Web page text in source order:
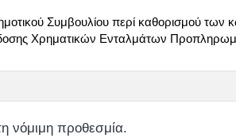
Συμβουλίου περί καθορισμού των
Χρηματικών Ενταλμάτων
νόμιμη προθεσμία.